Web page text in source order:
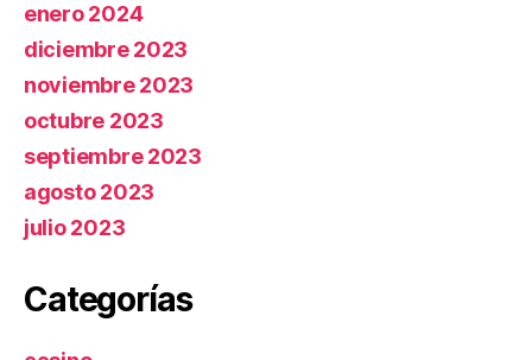
enero 2024
diciembre 2023
noviembre 2023
octubre 2023
septiembre 2023
agosto 2023
julio 2023
Categorías